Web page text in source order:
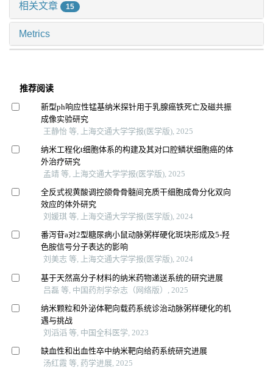
相关文章 15
Metrics
推荐阅读
新型ph响应性锰基纳米探针用于乳腺癌铁死亡及磁共振
成像实验研究
王静怡 等, 上海交通大学学报(医学版), 2025
纳米工程化t细胞体系的构建及其对口腔鳞状细胞癌的体
外治疗研究
孟靖 等, 上海交通大学学报(医学版), 2025
全反式视黄酸调控颌骨骨髓间充质干细胞成骨分化双向
效应的体外研究
刘媛琪 等, 上海交通大学学报(医学版), 2024
番泻苷a对2型糖尿病小鼠动脉粥样硬化斑块形成及5-羟
色胺信号分子表达的影响
刘美志 等, 上海交通大学学报(医学版), 2024
基于天然高分子材料的纳米药物递送系统的研究进展
吕磊 等, 中国药剂学杂志（网络版）, 2025
纳米颗粒和外泌体靶向载药系统诊治动脉粥样硬化的机
遇与挑战
刘滔滔 等, 中国全科医学, 2023
缺血性和出血性卒中纳米靶向给药系统研究进展
汤红霞 等, 药学进展, 2025